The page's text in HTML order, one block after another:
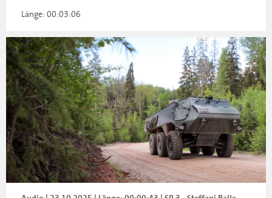
Länge: 00:03:06